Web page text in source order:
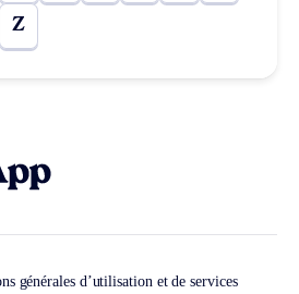
Z
générales d’utilisation et de services